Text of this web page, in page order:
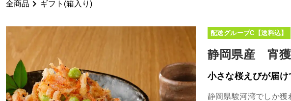
全商品 ギフト(箱入り)
配送グループC【送料込】
静岡県産 宵
小さな桜えびが届
静岡県駿河湾でしか